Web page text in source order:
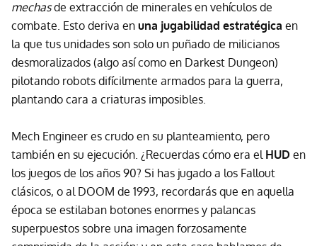
mechasde extracción de minerales en vehículos de
combate. Esto deriva en una jugabilidad estratégica en
la que tus unidades son solo un puñado de milicianos
desmoralizados (algo así como en Darkest Dungeon)
pilotando robots difícilmente armados para la guerra,
plantando cara a criaturas imposibles.
Mech Engineer es crudo en su planteamiento, pero
también en su ejecución. ¿Recuerdas cómo era el HUD en
los juegos de los años 90? Si has jugado a los Fallout
clásicos, o al DOOM de 1993, recordarás que en aquella
época se estilaban botones enormes y palancas
superpuestos sobre una imagen forzosamente